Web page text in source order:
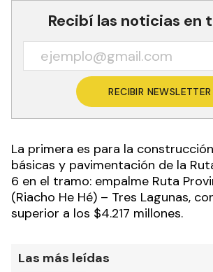
Recibí las noticias en
RECIBIR NEWSLETTER
La primera es para la
básicas y pavimentación de la
6 en el tramo: empalme Ruta
(Riacho He Hé) – Tres Lagunas,
superior a los $4.217 millones.
Las más leídas